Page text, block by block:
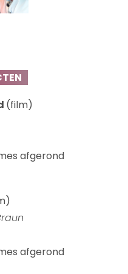
(film)
afgerond
afgerond